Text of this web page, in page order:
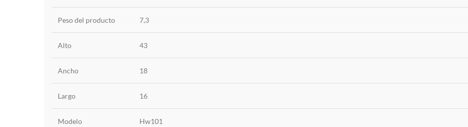
Peso del producto 7,3
Alto 43
Ancho 18
Largo 16
Modelo Hw101